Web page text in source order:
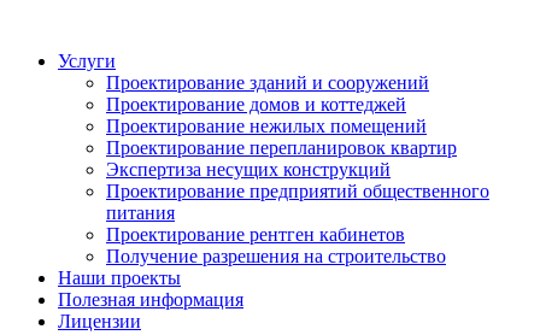
Услуги
Проектирование зданий и сооружений
Проектирование домов и коттеджей
Проектирование нежилых помещений
Проектирование перепланировок квартир
Экспертиза несущих конструкций
Проектирование предприятий общественного
питания
Проектирование рентген кабинетов
Получение разрешения на строительство
Наши проекты
Полезная информация
Лицензии